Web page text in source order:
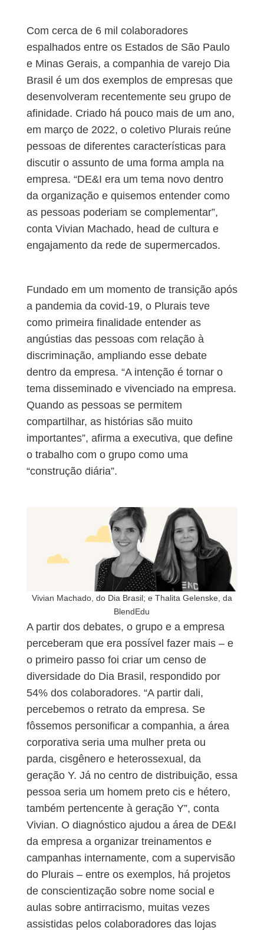
Com cerca de 6 mil colaboradores
espalhados entre os Estados de São Paulo
e Minas Gerais, a companhia de varejo Dia
Brasil é um dos exemplos de empresas que
desenvolveram recentemente seu grupo de
afinidade. Criado há pouco mais de um ano,
em março de 2022, o coletivo Plurais reúne
pessoas de diferentes características para
discutir o assunto de uma forma ampla na
empresa. “DE&I era um tema novo dentro
da organização e quisemos entender como
as pessoas poderiam se complementar”,
conta Vivian Machado, head de cultura e
engajamento da rede de supermercados.
Fundado em um momento de transição após
a pandemia da covid-19, o Plurais teve
como primeira finalidade entender as
angústias das pessoas com relação à
discriminação, ampliando esse debate
dentro da empresa. “A intenção é tornar o
tema disseminado e vivenciado na empresa.
Quando as pessoas se permitem
compartilhar, as histórias são muito
importantes”, afirma a executiva, que define
o trabalho com o grupo como uma
“construção diária”.
Vivian Machado, do Dia Brasil; e Thalita Gelenske, da
BlendEdu
A partir dos debates, o grupo e a empresa
perceberam que era possível fazer mais – e
o primeiro passo foi criar um censo de
diversidade do Dia Brasil, respondido por
54% dos colaboradores. “A partir dali,
percebemos o retrato da empresa. Se
fôssemos personificar a companhia, a área
corporativa seria uma mulher preta ou
parda, cisgênero e heterossexual, da
geração Y. Já no centro de distribuição, essa
pessoa seria um homem preto cis e hétero,
também pertencente à geração Y”, conta
Vivian. O diagnóstico ajudou a área de DE&I
da empresa a organizar treinamentos e
campanhas internamente, com a supervisão
do Plurais – entre os exemplos, há projetos
de conscientização sobre nome social e
aulas sobre antirracismo, muitas vezes
assistidas pelos colaboradores das lojas